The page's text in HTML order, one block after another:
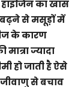
का खास
बढ़ने से मसूड़ों में
के कारण
ज्यादा
हो जाती है ऐसे
से बचाव